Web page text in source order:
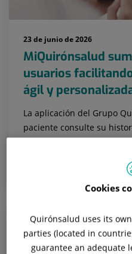
23 de junio de 2026
MiQuirónsalud
usuarios
ágil y
La aplicación del Grupo
paciente consulte su
informes y recetas,
Cookies
Quirónsalud uses its
parties (located in
guarantee an adequate